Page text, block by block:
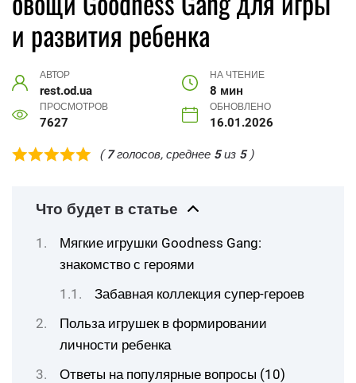
и развития ребенка
АВТОР
rest.od.ua
НА ЧТЕНИЕ
8 мин
ПРОСМОТРОВ
7627
ОБНОВЛЕНО
16.01.2026
(7голосов, среднее 5из 5)
Что будет в статье
Мягкие игрушки Goodness Gang:
знакомство с героями
Забавная коллекция супер-героев
Польза игрушек в формировании
личности ребенка
Ответы на популярные вопросы (10)